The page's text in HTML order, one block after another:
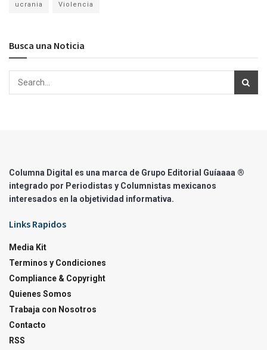
ucrania Violencia
Busca una Noticia
Columna Digital es una marca de Grupo Editorial Guíaaaa ®
integrado por Periodistas y Columnistas mexicanos
interesados en la objetividad informativa.
Links Rapidos
Media Kit
Terminos y Condiciones
Compliance & Copyright
Quienes Somos
Trabaja con Nosotros
Contacto
RSS